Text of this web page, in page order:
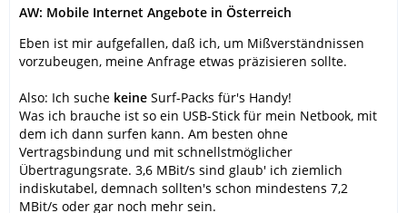
AW: Mobile Internet Angebote in Österreich
Eben ist mir aufgefallen, daß ich, um Mißverständnissen
vorzubeugen, meine Anfrage etwas präzisieren sollte.
Also: Ich suche keine Surf-Packs für's Handy!
Was ich brauche ist so ein USB-Stick für mein Netbook, mit
dem ich dann surfen kann. Am besten ohne
Vertragsbindung und mit schnellstmöglicher
Übertragungsrate. 3,6 MBit/s sind glaub' ich ziemlich
indiskutabel, demnach sollten's schon mindestens 7,2
MBit/s oder gar noch mehr sein.